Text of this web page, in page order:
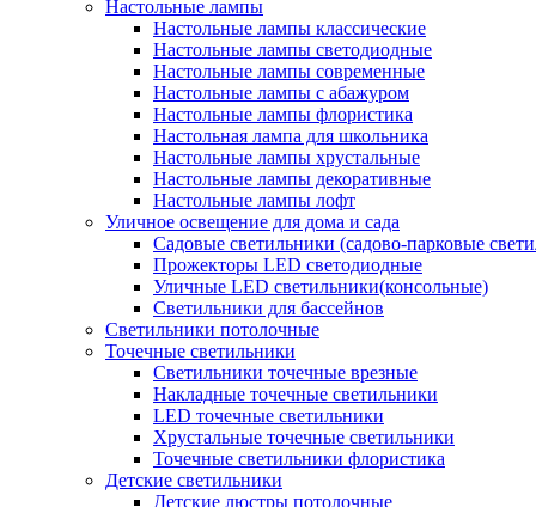
Настольные лампы
Настольные лампы классические
Настольные лампы светодиодные
Настольные лампы современные
Настольные лампы с абажуром
Настольные лампы флористика
Настольная лампа для школьника
Настольные лампы хрустальные
Настольные лампы декоративные
Настольные лампы лофт
Уличное освещение для дома и сада
Садовые светильники (садово-парковые
Прожекторы LED светодиодные
Уличные LED светильники(консольные)
Светильники для бассейнов
Светильники потолочные
Точечные светильники
Светильники точечные врезные
Накладные точечные светильники
LED точечные светильники
Хрустальные точечные светильники
Точечные светильники флористика
Детские светильники
Детские люстры потолочные